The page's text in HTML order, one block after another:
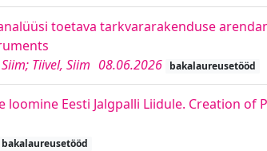
toetava tarkvararakenduse
Tiivel, Siim 08.06.2026 bakalaureusetööd
loomine Eesti Jalgpalli Liidule. Creation
bakalaureusetööd